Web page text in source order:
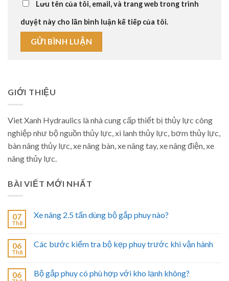
Lưu tên của tôi, email, và trang web trong trình
duyệt này cho lần bình luận kế tiếp của tôi.
GIỚI THIỆU
Viet Xanh Hydraulics là nhà cung cấp thiết bị thủy lực công
nghiệp như bộ nguồn thủy lực, xi lanh thủy lực, bơm thủy lực,
bàn nâng thủy lực, xe nâng bàn, xe nâng tay, xe nâng điện, xe
nâng thủy lực.
BÀI VIẾT MỚI NHẤT
07
Th8
Xe nâng 2.5 tấn dùng bộ gắp phuy nào?
06
Th8
Các bước kiểm tra bộ kẹp phuy trước khi vận hành
06 Bộ gắp phuy có phù hợp với kho lạnh không?